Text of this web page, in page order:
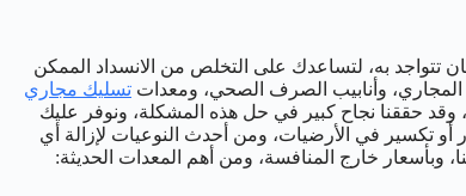
تتواجد به، لتساعدك على التخلص من الانسداد الممكن
المجاري، وأنابيب الصرف الصحي، ومعدات تسليك مجاري
حققنا نجاح كبير في حل هذه المشكلة، ونوفر عليك
أو تكسير في الأرضيات، ومن أحدث النوعيات لإزالة أي
خارج المنافسة، ومن أهم المعدات الحديثة: